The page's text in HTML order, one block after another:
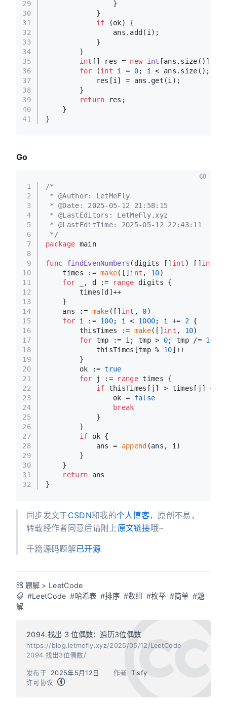
29
30
31
32
33
34
35
36
37
38
39
40
41
                }
            }
if (ok) {
                ans.add(i);
            }
        }
int [] res = new int [ans.size()];
for (int i = 0; i < ans.size();
            res[i] = ans.get(i);
        }
return res;
    }
}
Go
1
2
3
4
5
6
7
8
9
10
11
12
13
14
15
16
17
18
19
20
21
22
23
24
25
26
27
28
29
30
31
32
/*
* @Author: LetMeFly
* @Date: 2025-05-12 21:58:15
* @LastEditors: LetMeFly.xyz
* @LastEditTime: 2025-05-12 22:43:11
*/
package main
func findEvenNumbers (digits [] int ) [] int
    times :=
make([] int , 10)
for _, d := range digits {
        times[d]++
    }
    ans :=
make ([] int , 0)
for i := 100; i < 1000; i += 2 {
        thisTimes :=
make([] int , 10)
for tmp := i; tmp > 0; tmp /= 10
            thisTimes[tmp %
10]++
        }
        ok :=
true
for j := range times {
if thisTimes[j] > times[j] {
                ok =
false
break
            }
        }
if ok {
            ans =
append (ans, i)
        }
    }
return ans
}
GO
同步发文于CSDN和我的个人博客，原创不易，
转载经作者同意后请附上 原文链接哦~
千篇源码题解已开源
题解 > LeetCode
#LeetCode #哈希表 #排序 #数组 #枚举 #简单 #题
解
2094.找出 3 位偶数：遍历3位偶数
https://blog.letmefly.xyz/2025/05/12/LeetCode
2094.找出3位偶数/
作者 Tisfy
发布于
2025年5月12日
许可协议